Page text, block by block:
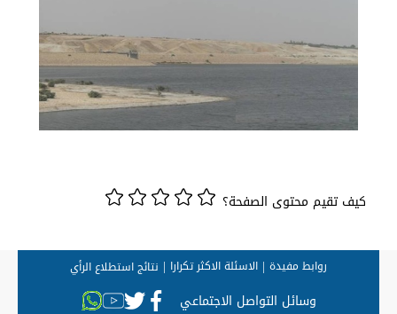
كيف تقيم محتوى الصفحة؟
روابط مفيدة الاسئلة الاكثر تكرارا نتائج استطلاع الرأي
وسائل التواصل الاجتماعي